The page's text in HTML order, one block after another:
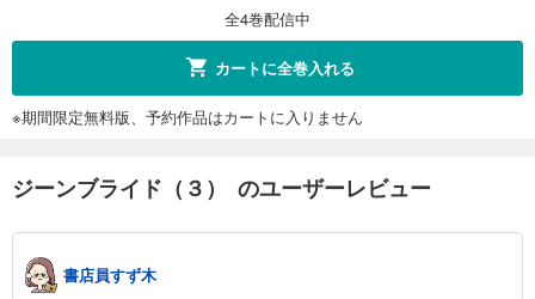
全4巻配信中
カートに全巻入れる
※期間限定無料版、予約作品はカートに入りません
ジーンブライド（３） のユーザーレビュー
書店員すず木